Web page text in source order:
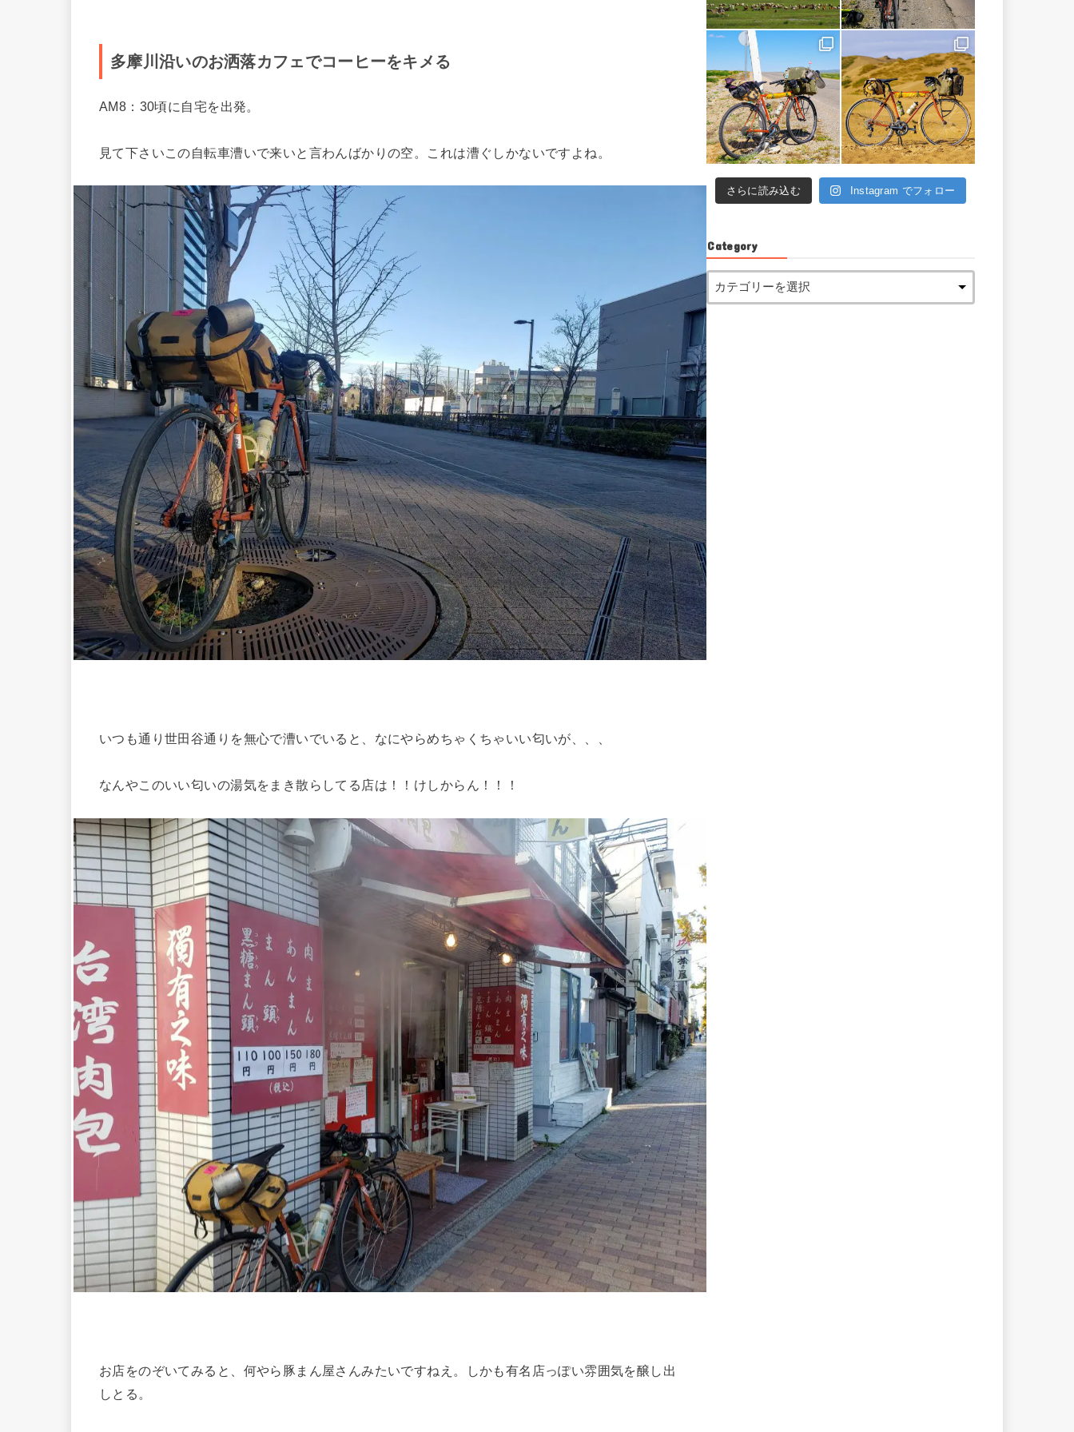
多摩川沿いのお洒落カフェでコーヒーをキメる
AM8：30頃に自宅を出発。
見て下さいこの自転車漕いで来いと言わんばかりの空。これは漕ぐしかないですよね。
いつも通り世田谷通りを無心で漕いでいると、なにやらめちゃくちゃいい匂いが、、、
なんやこのいい匂いの湯気をまき散らしてる店は！！けしからん！！！
お店をのぞいてみると、何やら豚まん屋さんみたいですねえ。しかも有名店っぽい雰囲気を醸し出
しとる。
さらに読み込む Instagram でフォロー
Category